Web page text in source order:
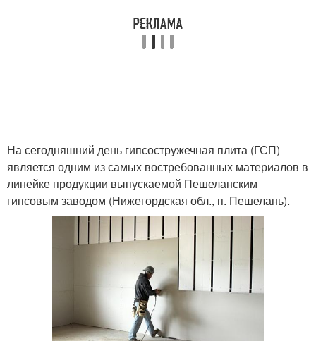
На сегодняшний день гипсостружечная плита (ГСП)
является одним из самых востребованных материалов в
линейке продукции выпускаемой Пешеланским
гипсовым заводом (Нижегордская обл., п. Пешелань).